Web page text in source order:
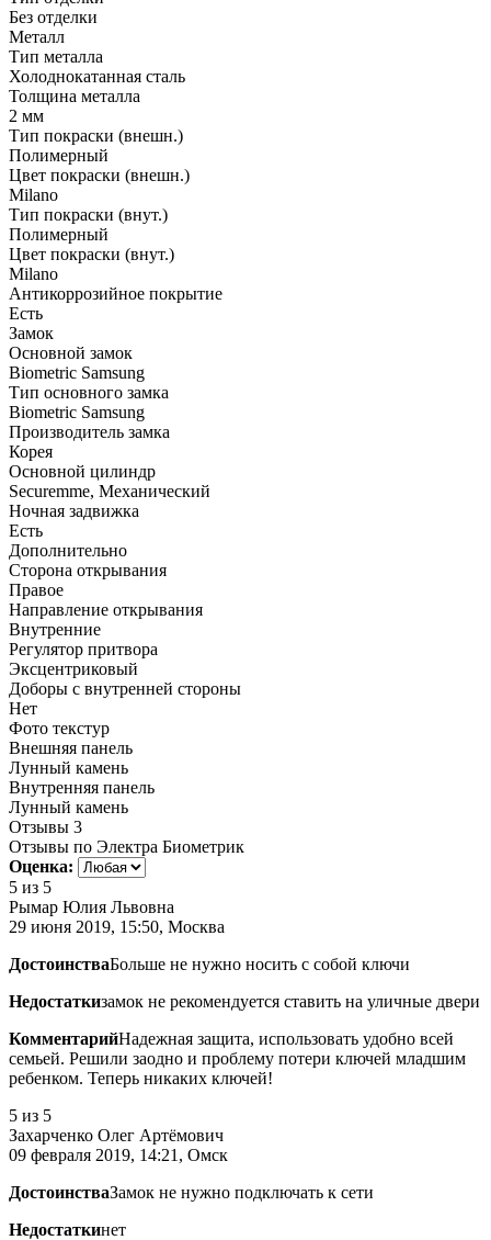
Без отделки
Металл
Тип металла
Холоднокатанная сталь
Толщина металла
2 мм
Тип покраски (внешн.)
Полимерный
Цвет покраски (внешн.)
Milano
Тип покраски (внут.)
Полимерный
Цвет покраски (внут.)
Milano
Антикоррозийное покрытие
Есть
Замок
Основной замок
Biometric Samsung
Тип основного замка
Biometric Samsung
Производитель замка
Корея
Основной цилиндр
Securemme, Механический
Ночная задвижка
Есть
Дополнительно
Сторона открывания
Правое
Направление открывания
Внутренние
Регулятор притвора
Эксцентриковый
Доборы с внутренней стороны
Нет
Фото текстур
Внешняя панель
Лунный камень
Внутренняя панель
Лунный камень
Отзывы 3
Отзывы по Электра Биометрик
Оценка:
5 из 5
Рымар Юлия Львовна
29 июня 2019, 15:50, Москва
ДостоинстваБольше не нужно носить с собой ключи
Недостаткизамок не рекомендуется ставить на уличные двери
КомментарийНадежная защита, использовать удобно всей
семьей. Решили заодно и проблему потери ключей младшим
ребенком. Теперь никаких ключей!
5 из 5
Захарченко Олег Артёмович
09 февраля 2019, 14:21, Омск
ДостоинстваЗамок не нужно подключать к сети
Недостаткинет